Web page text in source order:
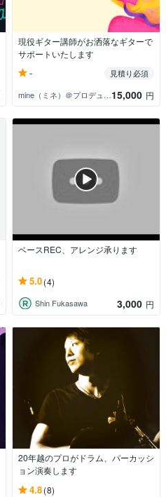
現役ギター講師がお洒落なギターで
サポートいたします
-
見積り必須
mine（ミネ）＠プロデューサー作曲家 15,000 円
ベースREC、アレンジ承ります
5.0(4)
Shin Fukasawa 3,000 円
20年越のプロがドラム、パーカッシ
ョン演奏します
4.8(8)